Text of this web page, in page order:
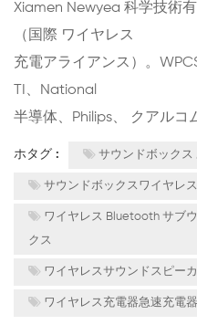
Xiamen Newyea 科学技術
（国際 ワイヤレス
充電アライアンス）。
TI、National
半導体、Philips、 クアルコ
ホタグ : サウンドボックス
サウンドボックスワイヤレ
ワイヤレス Bluetooth サブ
クス
ワイヤレスサウンドスピー
ワイヤレス充電器急速充電器